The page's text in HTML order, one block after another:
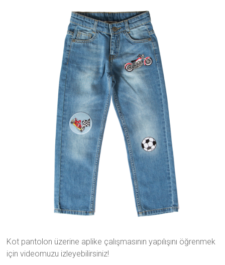
Kot pantolon üzerine aplike çalışmasının yapılışını öğrenmek
için videomuzu izleyebilirsiniz!